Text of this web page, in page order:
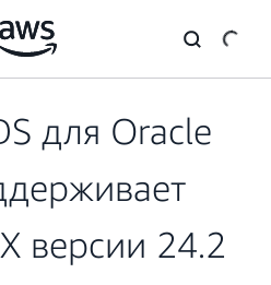
для Oracle
версии 24.2